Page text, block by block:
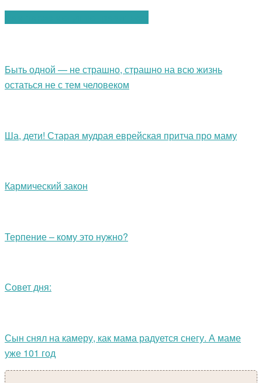
Быть одной — не страшно, страшно на всю жизнь
остаться не с тем человеком
Ша, дети! Старая мудрая еврейская притча про маму
Кармический закон
Терпение – кому это нужно?
Совет дня:
Сын снял на камеру, как мама радуется снегу. А маме
уже 101 год